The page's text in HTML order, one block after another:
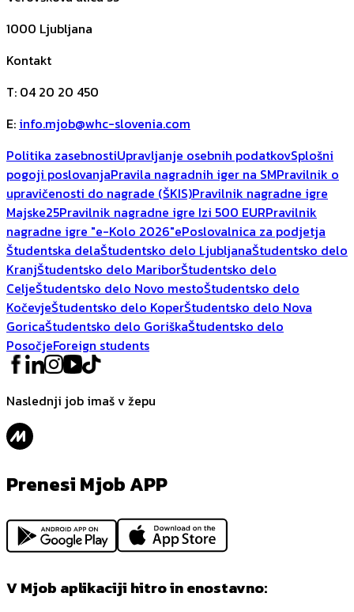
1000 Ljubljana
Kontakt
T: 04 20 20 450
E: info.mjob@whc-slovenia.com
Politika zasebnostiUpravljanje osebnih podatkovSplošni
pogoji poslovanjaPravila nagradnih iger na SMPravilnik o
upravičenosti do nagrade (ŠKIS)Pravilnik nagradne igre
Majske25Pravilnik nagradne igre Izi 500 EURPravilnik
nagradne igre "e-Kolo 2026"ePoslovalnica za podjetja
Študentska delaŠtudentsko delo LjubljanaŠtudentsko delo
KranjŠtudentsko delo MariborŠtudentsko delo
CeljeŠtudentsko delo Novo mestoŠtudentsko delo
KočevjeŠtudentsko delo KoperŠtudentsko delo Nova
GoricaŠtudentsko delo GoriškaŠtudentsko delo
PosočjeForeign students
Naslednji job imaš v žepu
Prenesi Mjob APP
V Mjob aplikaciji hitro in enostavno: